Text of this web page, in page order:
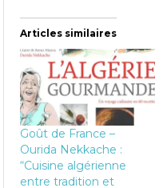
Articles similaires
Goût de France –
Ourida Nekkache :
“Cuisine algérienne
entre tradition et